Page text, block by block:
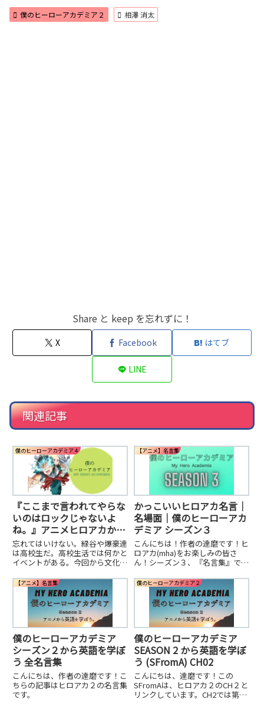
僕のヒーローアカデミア２ 相澤 消太
Share と keep を忘れずに！
X Facebook はてブ
LINE
関連記事
僕のヒーローアカデミア４
『ここまで言われてやらな
いのはロックじゃないよ
ね。』アニメヒロアカから
英語の勉強。SFromA –
18【ヒロアカ４】
忘れてはいけない。緑谷や爆豪達
は高校生だ。高校生活では何かと
イベントがある。今回から文化祭
ィラン連合から攻撃を受けている
ので忘れがちだが、ヒーロー科以
外にもクラスはあり、その人たち
が主役の学校行事が文化祭だ。
【アニメ】名言集
かっこいいヒロアカ名言｜
名場面｜僕のヒーローアカ
デミア シーズン３
こんにちは！作者の達磨です！ヒ
ロアカ(mha)をお楽しみの皆さ
ん！シーズン３、『名言集』で
話ごとに出てきた言葉から英語を
学べるよう作られています。
【アニメ】名言集
僕のヒーローアカデミア
シーズン２から英語を学ぼ
う 全名言集
こんにちは、作者の達磨です！こ
ちらの記事はヒロアカ２の名言集
です。
僕のヒーローアカデミア２
僕のヒーローアカデミア
SEASON 2 から英語を学ぼ
う (SFromA) CH02
こんにちは、達磨です！この
SFromAは、ヒロアカ２のCH２と
リンクしています。CH2では第一